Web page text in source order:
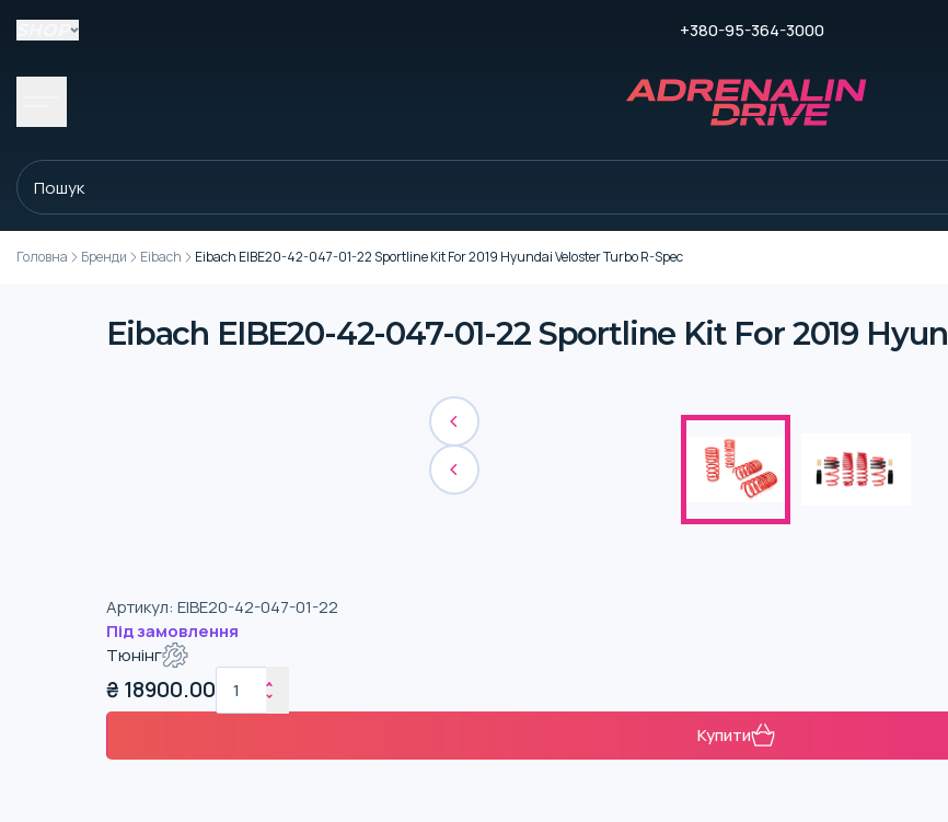
+380-95-364-3000
Головна Бренди Eibach Eibach EIBE20-42-047-01-22 Sportline Kit For 2019 Hyundai Veloster Turbo R-Spec
Eibach EIBE20-42-047-01-22 Sportline Kit For 2019
Артикул: EIBE20-42-047-01-22
Під замовлення
Тюнінг
₴ 18900.00
Купити